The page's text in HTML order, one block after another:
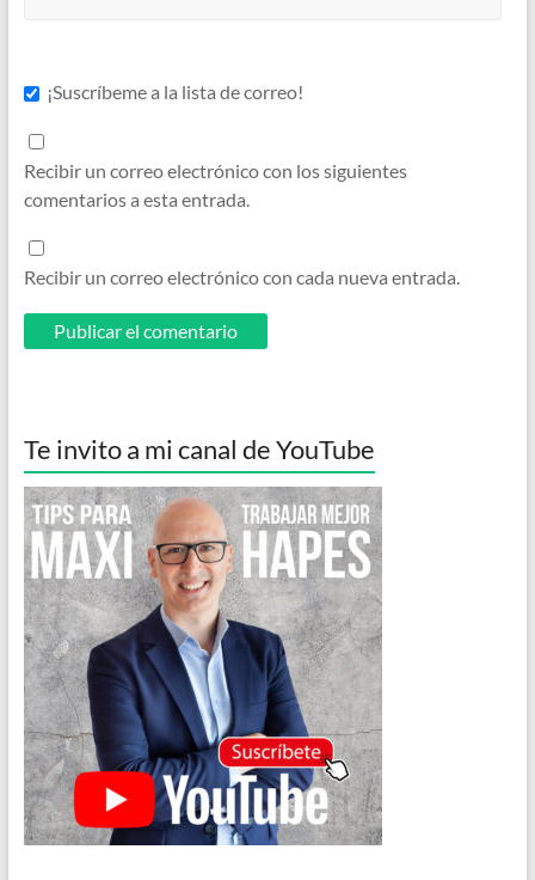
¡Suscríbeme a la lista de correo!
Recibir un correo electrónico con los siguientes
comentarios a esta entrada.
Recibir un correo electrónico con cada nueva entrada.
Te invito a mi canal de YouTube